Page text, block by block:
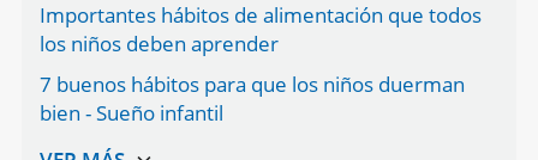
Importantes hábitos de alimentación que todos
los niños deben aprender
7 buenos hábitos para que los niños duerman
bien - Sueño infantil